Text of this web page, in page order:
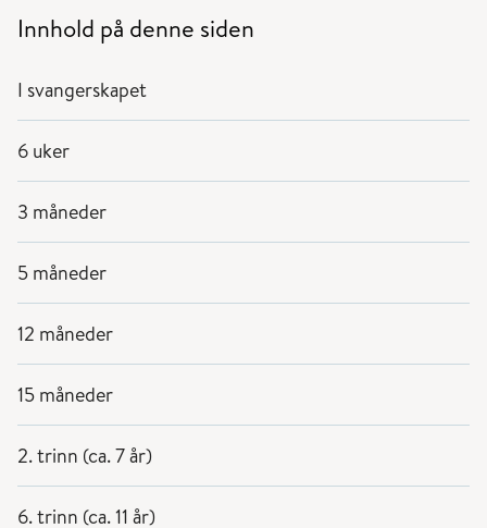
Innhold på denne siden
I svangerskapet
6 uker
3 måneder
5 måneder
12 måneder
15 måneder
2. trinn (ca. 7 år)
6. trinn (ca. 11 år)